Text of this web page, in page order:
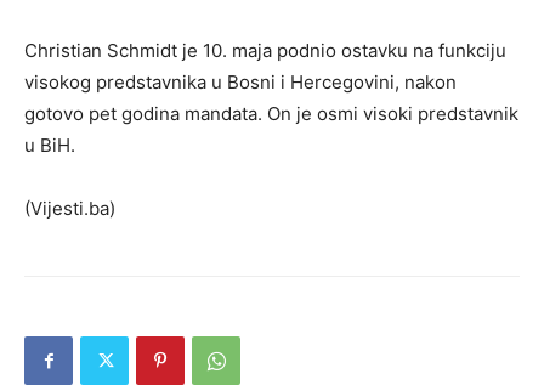
Christian Schmidt je 10. maja podnio ostavku na funkciju
visokog predstavnika u Bosni i Hercegovini, nakon
gotovo pet godina mandata. On je osmi visoki predstavnik
u BiH.
(Vijesti.ba)